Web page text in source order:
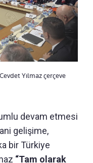
Yılmaz çerçeve
devam etmesi
gelişime,
bir Türkiye
“Tam olarak